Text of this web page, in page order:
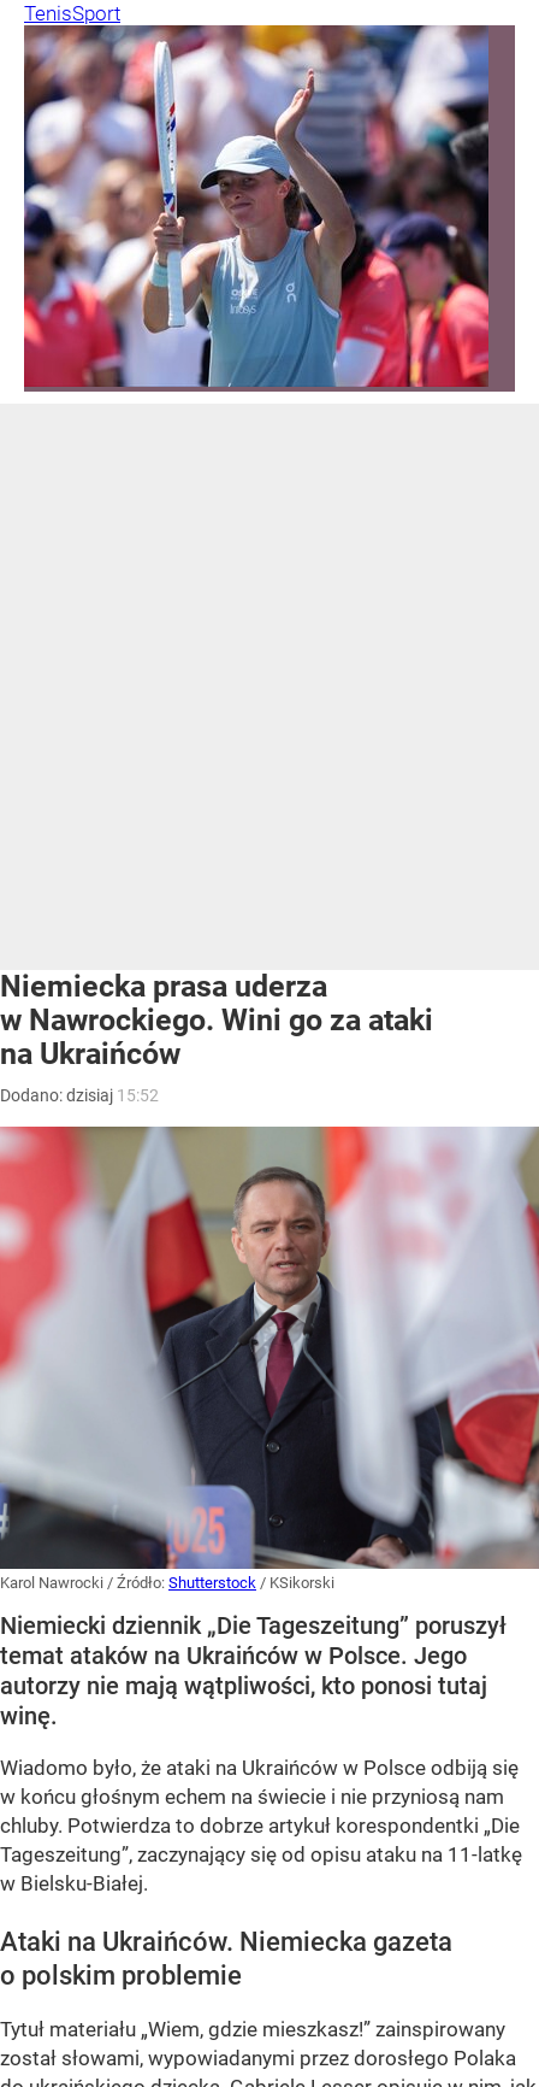
TenisSport
Niemiecka prasa uderza
w Nawrockiego. Wini go za ataki
na Ukraińców
Dodano:dzisiaj 15:52
Karol Nawrocki / Źródło: Shutterstock / KSikorski
Niemiecki dziennik „Die Tageszeitung” poruszył
temat ataków na Ukraińców w Polsce. Jego
autorzy nie mają wątpliwości, kto ponosi tutaj
winę.
Wiadomo było, że ataki na Ukraińców w Polsce odbiją się
w końcu głośnym echem na świecie i nie przyniosą nam
chluby. Potwierdza to dobrze artykuł korespondentki „Die
Tageszeitung”, zaczynający się od opisu ataku na 11-latkę
w Bielsku-Białej.
Ataki na Ukraińców. Niemiecka gazeta
o polskim problemie
Tytuł materiału „Wiem, gdzie mieszkasz!” zainspirowany
został słowami, wypowiadanymi przez dorosłego Polaka